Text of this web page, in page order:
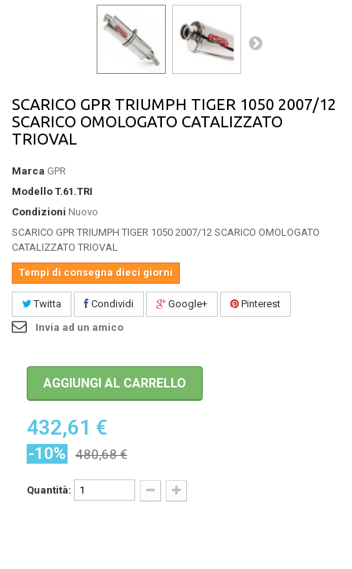
SCARICO GPR TRIUMPH TIGER 1050 2007/12
SCARICO OMOLOGATO CATALIZZATO
TRIOVAL
Marca GPR
Modello T.61.TRI
Condizioni Nuovo
SCARICO GPR TRIUMPH TIGER 1050 2007/12 SCARICO OMOLOGATO
CATALIZZATO TRIOVAL
Tempi di consegna dieci giorni
Twitta Condividi Google+
Pinterest
Invia ad un amico
AGGIUNGI AL CARRELLO
432,61 €
-10% 480,68 €
Quantità: